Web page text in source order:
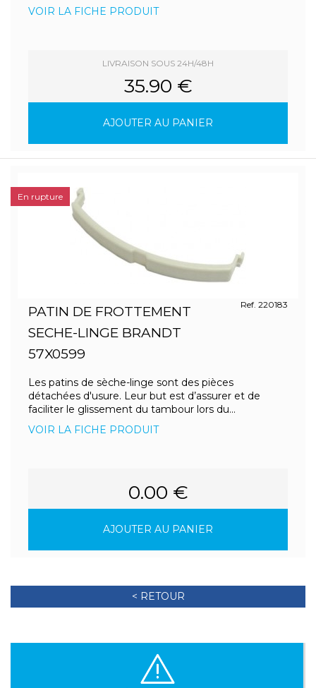
VOIR LA FICHE PRODUIT
LIVRAISON SOUS 24H/48H
35.90 €
AJOUTER AU PANIER
PATIN DE FROTTEMENT
SECHE-LINGE BRANDT
57X0599
Ref. 220183
Les patins de sèche-linge sont des pièces
détachées d'usure. Leur but est d’assurer et de
faciliter le glissement du tambour lors du...
VOIR LA FICHE PRODUIT
0.00 €
AJOUTER AU PANIER
En rupture
< RETOUR